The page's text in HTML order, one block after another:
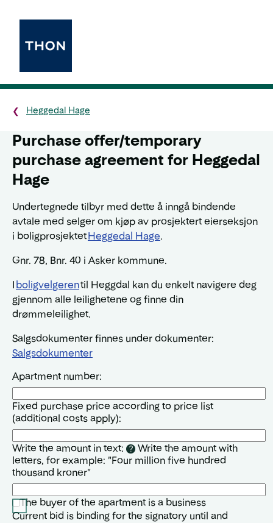
Heggedal Hage
Purchase offer/temporary
purchase agreement for Heggedal
Hage
Undertegnede tilbyr med dette å inngå bindende
avtale med selger om kjøp av prosjektert eierseksjon
i boligprosjektetHeggedal Hage.
Gnr. 78, Bnr. 40 i Asker kommune.
I boligvelgerentil Heggdal kan du enkelt navigere deg
gjennom alle leilighetene og finne din
drømmeleilighet.
Salgsdokumenter finnes under dokumenter:
Salgsdokumenter
Apartment number:
Fixed purchase price according to price list
(additional costs apply):
Write the amount in text: ? Write the amount with
letters, for example: "Four million five hundred
thousand kroner"
The buyer of the apartment is a business
Current bid is binding for the signatory until and